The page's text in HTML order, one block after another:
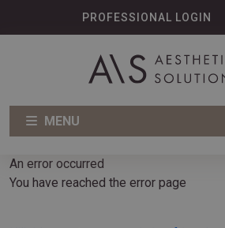
PROFESSIONAL LOGIN
MENU
An error occurred
You have reached the error page